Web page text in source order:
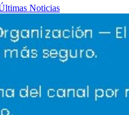
Noticias